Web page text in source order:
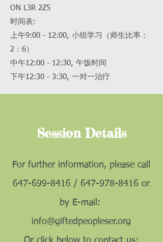
ON L3R 2Z5
时间表:
上午9:00 - 12:00, 小组学习（师生比率：
2：6）
中午12:00 - 12:30, 午饭时间
下午12:30 - 3:30, 一对一治疗
For further information, please call
647-699-8416 / 647-978-8416 or
by E-mail:
info@giftedpeopleser.org
Session Details